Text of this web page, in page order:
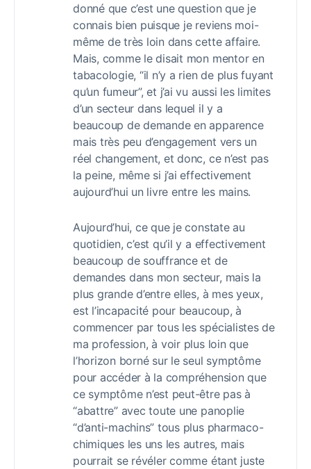
donné que c’est une question que je
connais bien puisque je reviens moi-
même de très loin dans cette affaire.
Mais, comme le disait mon mentor en
tabacologie, “il n’y a rien de plus fuyant
qu’un fumeur”, et j’ai vu aussi les limites
d’un secteur dans lequel il y a
beaucoup de demande en apparence
mais très peu d’engagement vers un
réel changement, et donc, ce n’est pas
la peine, même si j’ai effectivement
aujourd’hui un livre entre les mains.
Aujourd’hui, ce que je constate au
quotidien, c’est qu’il y a effectivement
beaucoup de souffrance et de
demandes dans mon secteur, mais la
plus grande d’entre elles, à mes yeux,
est l’incapacité pour beaucoup, à
commencer par tous les spécialistes de
ma profession, à voir plus loin que
l’horizon borné sur le seul symptôme
pour accéder à la compréhension que
ce symptôme n’est peut-être pas à
“abattre” avec toute une panoplie
“d’anti-machins” tous plus pharmaco-
chimiques les uns les autres, mais
pourrait se révéler comme étant juste